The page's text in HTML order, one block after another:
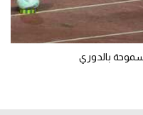
سموحة بالدوري